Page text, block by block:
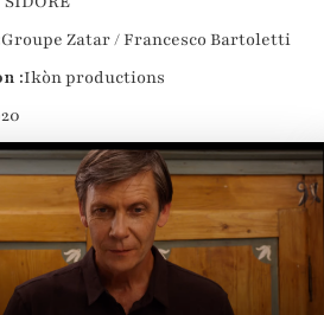
Groupe Zatar / Francesco Bartoletti
:Ikòn productions